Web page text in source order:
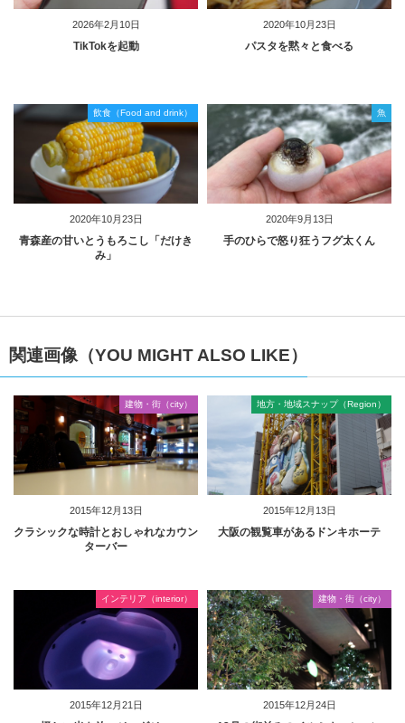
2026年2月10日
TikTokを起動
2020年10月23日
パスタを黙々と食べる
2020年10月23日
飲食（Food and drink）
青森産の甘いとうもろこし「だけき
み」
2020年9月13日
魚
手のひらで怒り狂うフグ太くん
関連画像（YOU MIGHT ALSO LIKE）
2015年12月13日
建物・街（city）
クラシックな時計とおしゃれなカウン
ターバー
2015年12月13日
地方・地域スナップ（Region）
大阪の観覧車があるドンキホーテ
2015年12月21日
インテリア（interior）
2015年12月24日
建物・街（city）